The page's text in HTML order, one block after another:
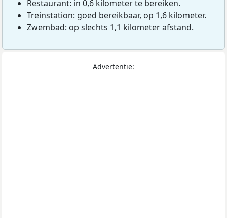
Restaurant: in 0,6 kilometer te bereiken.
Treinstation: goed bereikbaar, op 1,6 kilometer.
Zwembad: op slechts 1,1 kilometer afstand.
Advertentie: